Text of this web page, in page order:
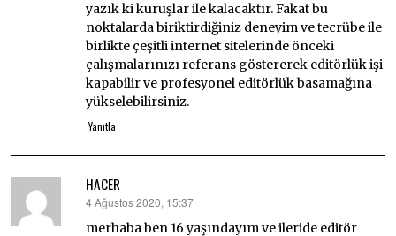
yazık ki kuruşlar ile kalacaktır. Fakat bu
noktalarda biriktirdiğiniz deneyim ve tecrübe ile
birlikte çeşitli internet sitelerinde önceki
çalışmalarınızı referans göstererek editörlük işi
kapabilir ve profesyonel editörlük basamağına
yükselebilirsiniz.
Yanıtla
HACER
dedi
ki:
4 Ağustos 2020, 15:37
merhaba ben 16 yaşındayım ve ileride editör